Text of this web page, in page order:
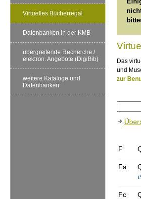
Virtuelles Bücherregal
Datenbanken in der KMB
übergreifende Recherche /
elektron. Angebote (DigiBib)
weitere Kataloge und
Datenbanken
Das
und
zur
F
Fa
Fc